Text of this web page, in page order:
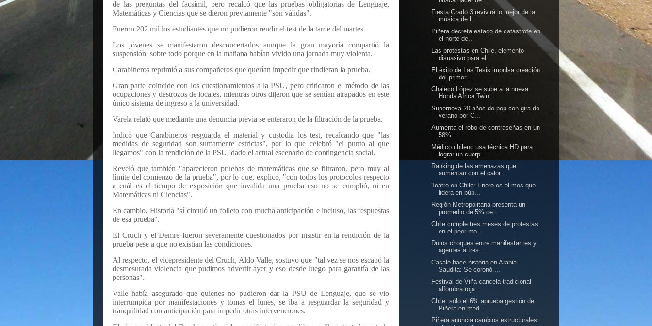
de las preguntas del facsímil, pero recalcó que las pruebas obligatorias de Lenguaje,
Matemáticas y Ciencias que se dieron previamente "son válidas".
Fueron 202 mil los estudiantes que no pudieron rendir el test de la tarde del martes.
Los jóvenes se manifestaron desconcertados aunque la gran mayoría compartió la
suspensión, sobre todo porque en la mañana habían vivido una jornada muy violenta.
Carabineros reprimió a sus compañeros que querían impedir que rindieran la prueba.
Gran parte coincide con los cuestionamientos a la PSU, pero criticaron el método de las
ocupaciones y destrozos de locales, mientras otros dijeron que se sentían atrapados en este
único sistema de ingreso a la universidad.
Varela relató que mediante una denuncia previa se enteraron de la filtración de la prueba.
Indicó que Carabineros resguarda el material y custodia los test, recalcando que "las
medidas de seguridad son sumamente estrictas", por lo que celebró "el punto al que
llegamos" con la rendición de la PSU, dado el actual escenario de contingencia social.
Reveló que también "aparecieron pruebas de matemáticas que se filtraron, pero muy al
límite del comienzo de la prueba", por lo que, explicó, "con todos los protocolos respecto
a cuál es el tiempo de exposición que invalida una prueba eso no se cumplió, ni en
Matemáticas ni Ciencias".
En cambio, Historia "sí circuló un folleto con mucha anticipación e incluso, las respuestas
de esa prueba".
El Cruch y el Demre fueron severamente cuestionados por insistir en la rendición de la
prueba pese a que no existian las condiciones.
Al respecto, el vicepresidente del Cruch, Aldo Valle, sostuvo que "tal vez se nos escapó la
desmesurada violencia que pudimos advertir ayer y eso desde luego para garantía de las
personas".
Valle había asegurado que quienes no pudieron dar la PSU de Lenguaje, que se vio
interrumpida por manifestaciones y tomas el lunes, se iba a resguardar la seguridad y
tranquilidad con anticipación para impedir otras intervenciones.
Fiesta Grado 3 revivirá lo mejor de la
música de l...
Piñera decreta estado de catástrofe en
el norte de...
Las protestas en Chile, elemento
disuasivo para el...
El éxito de Las Tesis impulsa creación
del primer ...
Chaleco López se sube a la nueva
Honda Africa Twin...
Supernova 20 años de pop con gira de
verano por C...
Aumenta el robo de contraseñas en un
58%
Médico chileno usa técnica HD para
lograr un cuerp...
Ranking de las amenazas que
aumentan con el calor ...
Teatro en Chile: Enero es el mes que
lidera en púb...
Región Metropolitana presenta un
promedio de 5% de...
Chile cumple tres meses de protestas
en el peor mo...
Duros choques entre manifestantes y
agentes a tres...
Casale hace historia en Arabia
Saudita: Se coronó ...
Festival de Viña cancela tradicional
alfombra roja...
Chile: sólo el 6% aprueba gestión de
Piñera en med...
Piñera anuncia cambios estructurales